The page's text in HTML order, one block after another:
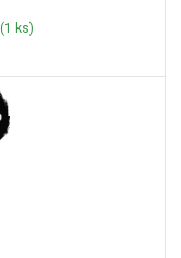
(1 ks)